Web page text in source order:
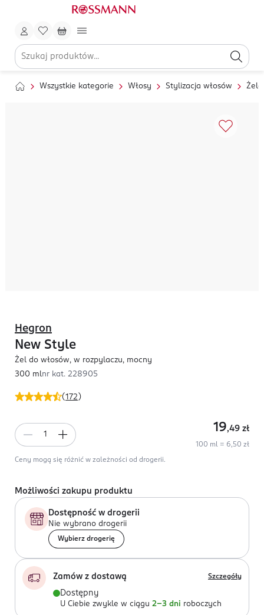
Wszystkie kategorie Włosy Stylizacja włosów Żele
(172 )
Hegron
New Style
Żel do włosów, w rozpylaczu, mocny
300 mlnr kat. 228905
19,49 zł
100 ml = 6,50 zł
Ceny mogą się różnić w zależności od drogerii.
Możliwości zakupu produktu
Dostępność w drogerii
Nie wybrano drogerii
Wybierz drogerię
Zamów z dostawą Szczegóły
Dostępny
U Ciebie zwykle w ciągu 2-3 dni roboczych